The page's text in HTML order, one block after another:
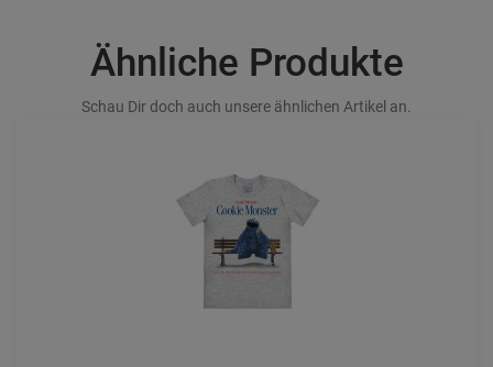
Ähnliche Produkte
Schau Dir doch auch unsere ähnlichen Artikel an.